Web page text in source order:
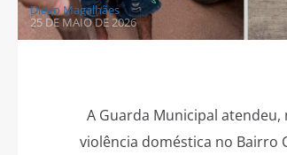
Diego Magalhães
25 DE MAIO DE 2026
A Guarda Municipal
violência doméstica no Bairro